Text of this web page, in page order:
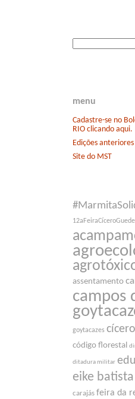
menu
Cadastre-se no
RIO clicando aqui.
Edições anteriores
Site do MST
assentamento
campos
goytacazes
código florestal
ditadura militar
eike batista
carajás feira da